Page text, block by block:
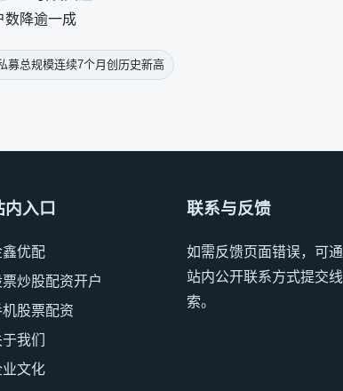
数降逾一成
募总规模连续7个月创历史新高
内入口
鑫优配
票炒股配资开户
机股票配资
我们
业文化
联系与反馈
如需反馈页面错误，可
站内公开联系方式提交线
索。